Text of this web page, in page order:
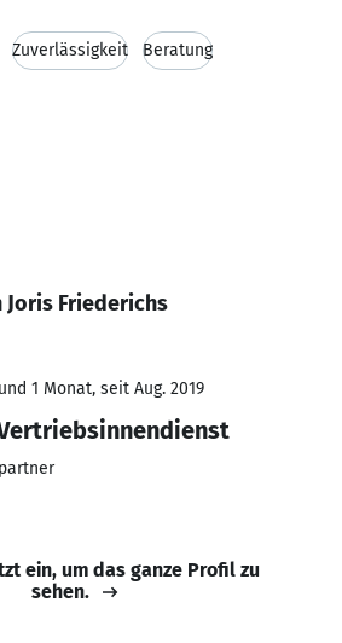
Zuverlässigkeit Beratung
Friederichs
1 Monat, seit Aug. 2019
ein, um das ganze Profil zu
sehen.